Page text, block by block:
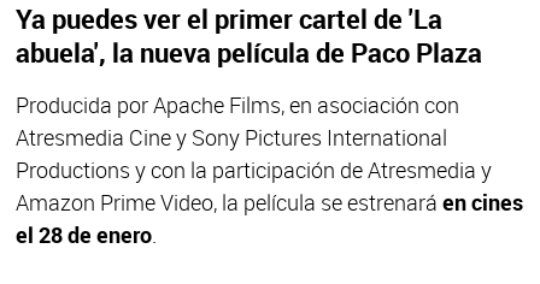
Ya puedes ver el primer cartel de 'La
abuela', la nueva película de Paco Plaza
Producida por Apache Films, en asociación con
Atresmedia Cine y Sony Pictures International
Productions y con la participación de Atresmedia y
Amazon Prime Video, la película se estrenará en cines
el 28 de enero.